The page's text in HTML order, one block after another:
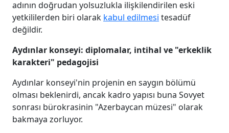
adının doğrudan yolsuzlukla ilişkilendirilen eski
yetkililerden biri olarak kabul edilmesi tesadüf
değildir.
Aydınlar konseyi: diplomalar, intihal ve "erkeklik
karakteri" pedagojisi
Aydınlar konseyi'nin projenin en saygın bölümü
olması beklenirdi, ancak kadro yapısı buna Sovyet
sonrası bürokrasinin "Azerbaycan müzesi" olarak
bakmaya zorluyor.